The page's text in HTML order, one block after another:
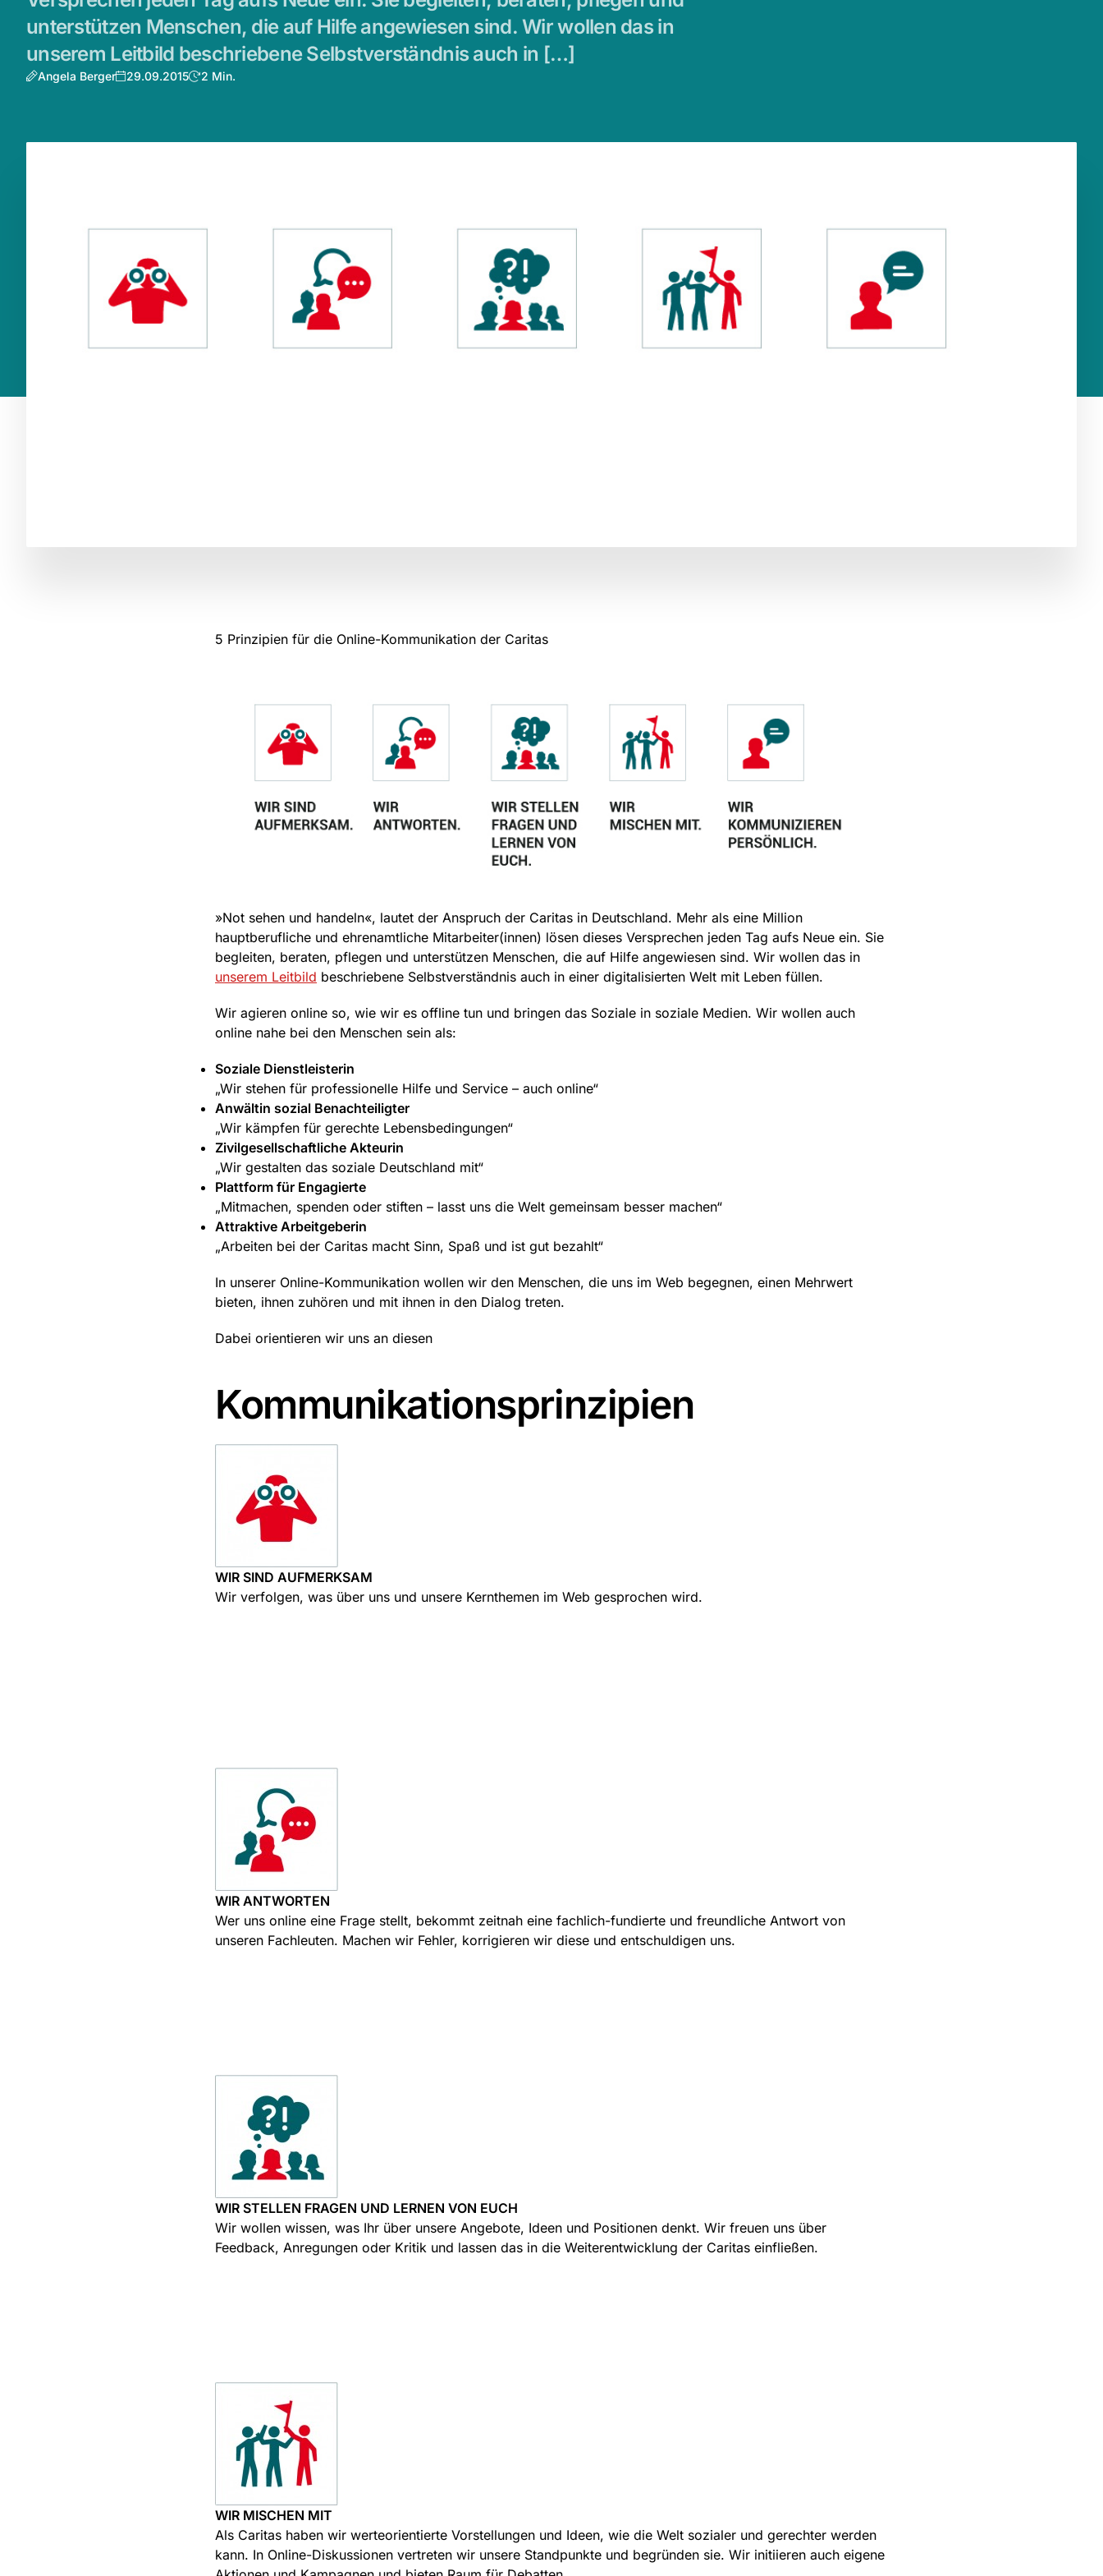
unterstützen Menschen, die auf Hilfe angewiesen sind. Wir wollen das in
unserem Leitbild beschriebene Selbstverständnis auch in […]
Angela Berger 29.09.2015 2 Min.
5 Prinzipien für die Online-Kommunikation der Caritas
»Not sehen und handeln«, lautet der Anspruch der Caritas in Deutschland. Mehr als eine Million
hauptberufliche und ehrenamtliche Mitarbeiter(innen) lösen dieses Versprechen jeden Tag aufs Neue ein. Sie
begleiten, beraten, pflegen und unterstützen Menschen, die auf Hilfe angewiesen sind. Wir wollen das in
unserem Leitbild beschriebene Selbstverständnis auch in einer digitalisierten Welt mit Leben füllen.
Wir agieren online so, wie wir es offline tun und bringen das Soziale in soziale Medien. Wir wollen auch
online nahe bei den Menschen sein als:
Soziale Dienstleisterin
„Wir stehen für professionelle Hilfe und Service – auch online“
Anwältin sozial Benachteiligter
„Wir kämpfen für gerechte Lebensbedingungen“
Zivilgesellschaftliche Akteurin
„Wir gestalten das soziale Deutschland mit“
Plattform für Engagierte
„Mitmachen, spenden oder stiften – lasst uns die Welt gemeinsam besser machen“
Attraktive Arbeitgeberin
„Arbeiten bei der Caritas macht Sinn, Spaß und ist gut bezahlt“
In unserer Online-Kommunikation wollen wir den Menschen, die uns im Web begegnen, einen Mehrwert
bieten, ihnen zuhören und mit ihnen in den Dialog treten.
Dabei orientieren wir uns an diesen
Kommunikationsprinzipien
WIR SIND AUFMERKSAM
Wir verfolgen, was über uns und unsere Kernthemen im Web gesprochen wird.
WIR ANTWORTEN
Wer uns online eine Frage stellt, bekommt zeitnah eine fachlich-fundierte und freundliche Antwort von
unseren Fachleuten. Machen wir Fehler, korrigieren wir diese und entschuldigen uns.
WIR STELLEN FRAGEN UND LERNEN VON EUCH
Wir wollen wissen, was Ihr über unsere Angebote, Ideen und Positionen denkt. Wir freuen uns über
Feedback, Anregungen oder Kritik und lassen das in die Weiterentwicklung der Caritas einfließen.
WIR MISCHEN MIT
Als Caritas haben wir werteorientierte Vorstellungen und Ideen, wie die Welt sozialer und gerechter werden
kann. In Online-Diskussionen vertreten wir unsere Standpunkte und begründen sie. Wir initiieren auch eigene